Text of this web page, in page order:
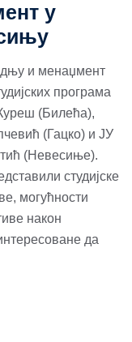
у
и менаџмент
програма
(Билећа),
(Гацко) и ЈУ
(Невесиње).
студијске
могућности
након
да